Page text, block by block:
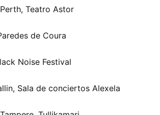
Teatro Astor
de Coura
Noise Festival
Sala de conciertos Alexela